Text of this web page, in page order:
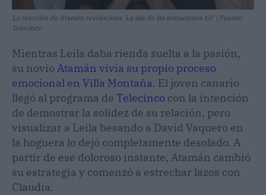
La reacción de Atamán revoluciona 'La isla de las tentaciones 10' | Fuente:
Telecinco
Mientras Leila daba rienda suelta a la pasión,
su novio Atamán vivía su propio proceso
emocional en Villa Montaña. El joven canario
llegó al programa de Telecinco con la intención
de demostrar la solidez de su relación, pero
visualizar a Leila besando a David Vaquero en
la hoguera lo dejó completamente desolado. A
partir de ese doloroso instante, Atamán cambió
su estrategia y comenzó a estrechar lazos con
Claudia.